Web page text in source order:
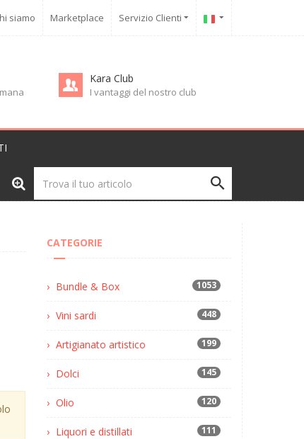
siamo Marketplace Servizio Clienti
Kara Club
I vantaggi del nostro club
CATEGORIE
Bundle & Box 1053
Vini sardi 448
Artigianato artistico 199
Dolci 145
Olio 120
Liquori e distillati 111